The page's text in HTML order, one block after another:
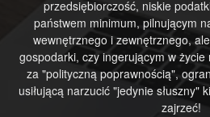
przedsiębiorczość, niskie
państwem minimum, pilnującym
wewnętrznego i zewnętrznego,
gospodarki, czy ingerującym w
za "polityczną poprawnością",
usiłującą narzucić "jedynie słuszny"
zajrzeć!